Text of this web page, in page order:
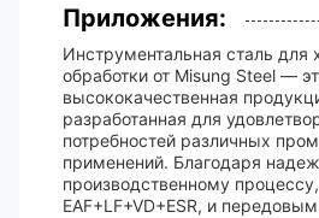
Приложения:
Инструментальная сталь для
обработки от Misung Steel —
высококачественная
разработанная для
потребностей различных
применений. Благодаря
производственному
EAF+LF+VD+ESR, и